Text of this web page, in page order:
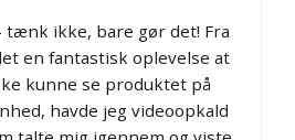
tænk ikke, bare gør det! Fra
en fantastisk oplevelse at
kunne se produktet på
havde jeg videoopkald